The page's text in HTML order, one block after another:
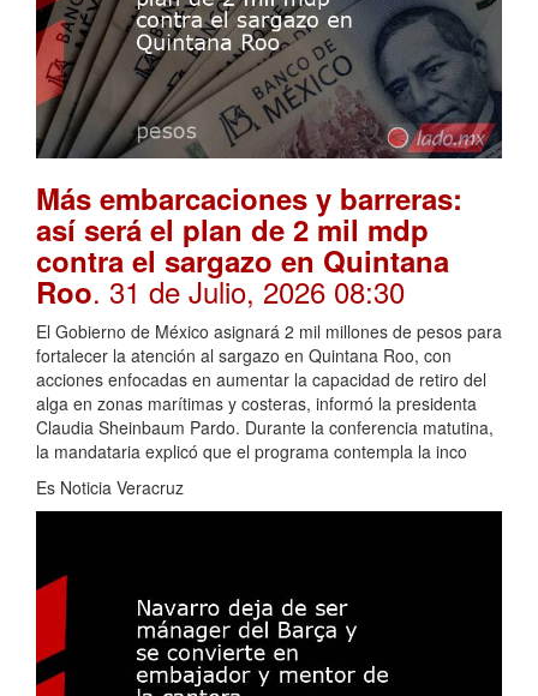
Más embarcaciones y barreras:
así será el plan de 2 mil mdp
contra el sargazo en Quintana
Roo. 31 de Julio, 2026 08:30
El Gobierno de México asignará 2 mil millones de pesos para
fortalecer la atención al sargazo en Quintana Roo, con
acciones enfocadas en aumentar la capacidad de retiro del
alga en zonas marítimas y costeras, informó la presidenta
Claudia Sheinbaum Pardo. Durante la conferencia matutina,
la mandataria explicó que el programa contempla la inco
Es Noticia Veracruz